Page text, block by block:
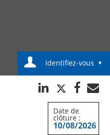
Identifiez-vous
Date de
clôture :
10/08/2026